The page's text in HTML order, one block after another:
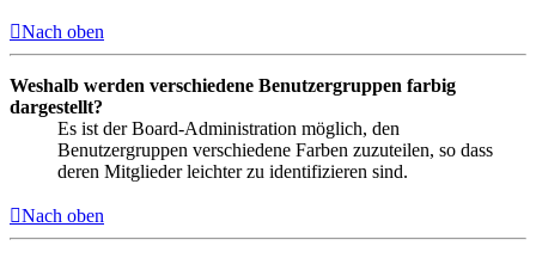
Nach oben
Weshalb werden verschiedene Benutzergruppen farbig
dargestellt?
Es ist der Board-Administration möglich, den
Benutzergruppen verschiedene Farben zuzuteilen, so dass
deren Mitglieder leichter zu identifizieren sind.
Nach oben